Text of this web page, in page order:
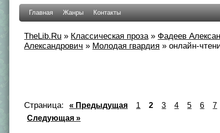
Главная Жанры Контакты
TheLib.Ru » Классическая проза» Фадеев
Александрович » Молодая гвардия »онлайн-
Страница: « Предыдущая 1 2 3 4 5 6
7
Следующая »